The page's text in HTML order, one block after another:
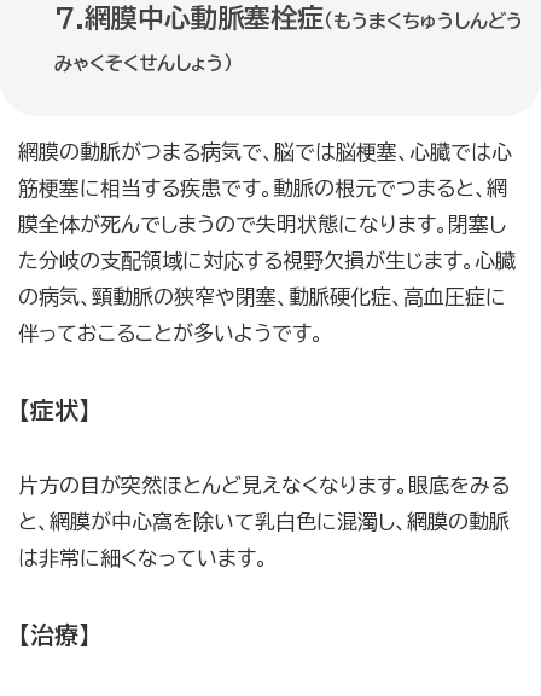
7.網膜中心動脈塞栓症（もうまくちゅうしんどう
みゃくそくせんしょう）
網膜の動脈がつまる病気で、脳では脳梗塞、心臓では心
筋梗塞に相当する疾患です。動脈の根元でつまると、網
膜全体が死んでしまうので失明状態になります。閉塞し
た分岐の支配領域に対応する視野欠損が生じます。心臓
の病気、頸動脈の狭窄や閉塞、動脈硬化症、高血圧症に
伴っておこることが多いようです。
【症状】
片方の目が突然ほとんど見えなくなります。眼底をみる
と、網膜が中心窩を除いて乳白色に混濁し、網膜の動脈
は非常に細くなっています。
【治療】